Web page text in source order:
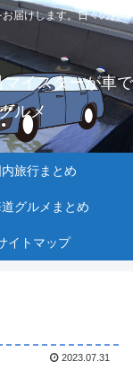
届けします。日々のお
イスターが車で
ルメ
内旅行まとめ
グルメまとめ
イトマップ
2023.07.31